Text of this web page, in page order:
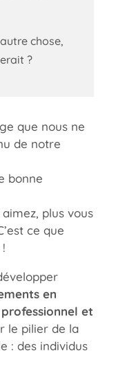
chose,
?
que nous ne
de notre
bonne
plus vous
ce que
en
et
le pilier de la
: des individus